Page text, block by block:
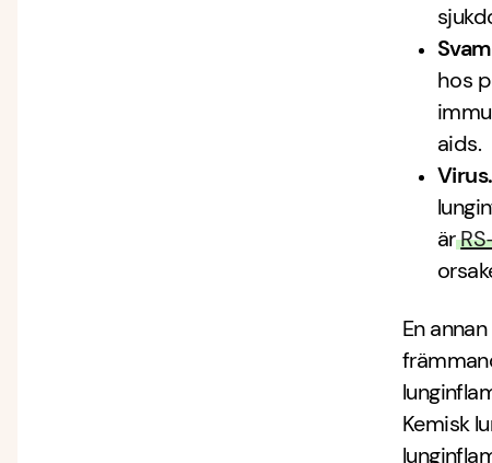
hos
aids.
Virus.
är
En
Kemisk